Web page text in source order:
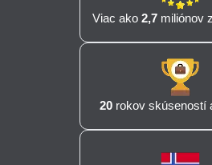
Viac ako 2,7miliónov
20 rokov skúseností